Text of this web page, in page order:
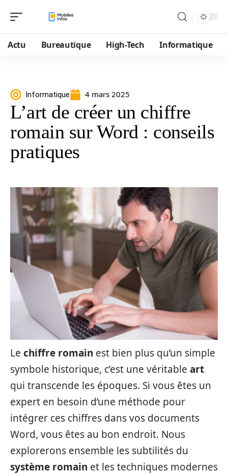
Actu Bureautique High-Tech Informatique
Informatique 4 mars 2025
L’art de créer un chiffre
romain sur Word : conseils
pratiques
Le chiffre romain est bien plus qu’un simple
symbole historique, c’est une véritable art
qui transcende les époques. Si vous êtes un
expert en besoin d’une méthode pour
intégrer ces chiffres dans vos documents
Word, vous êtes au bon endroit. Nous
explorerons ensemble les subtilités du
système romain et les techniques modernes